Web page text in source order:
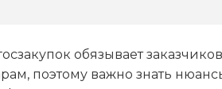
обязывает
поэтому важно знать